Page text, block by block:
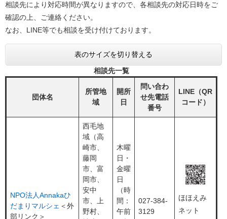
相談先により対応時間が異なりますので、各相談先の対応日時をご
確認の上、ご連絡ください。
なお、LINE等でも相談を受け付けております。
表のサイズを切り替える
相談先一覧
団体名
所管地
域
開所
日
問い合わ
せ先電話
番号
LINE（QR
コード）
NPO法人Annakaひ
だまりマルシェ ＜外
部リンク＞
西毛地
域（高
崎市、
藤岡
市、富
岡市、
安中
市、上
野村、
木曜
日・
金曜
日
（時
間：
午前
027-384-
3129
ほほえみ
ネット